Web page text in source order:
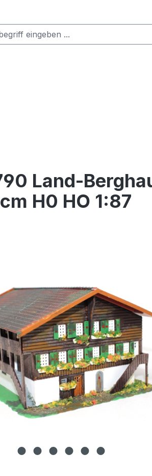
Land-
H0 HO 1:87